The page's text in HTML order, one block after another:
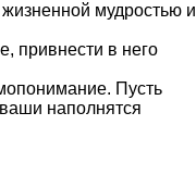
мудростью и
привнести в него
Пусть
наполнятся